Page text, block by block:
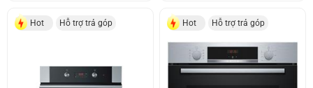
Hot Hỗ trợ trả góp Hot Hỗ trợ trả góp